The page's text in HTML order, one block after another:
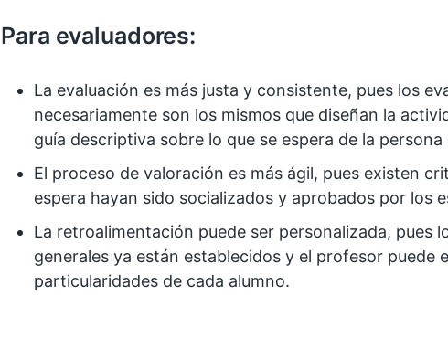
Para evaluadores:
La evaluación es más justa y consistente, pues los
necesariamente son los mismos que diseñan la
guía descriptiva sobre lo que se espera de la persona
El proceso de valoración es más ágil, pues existen
espera hayan sido socializados y aprobados por los
La retroalimentación puede ser personalizada, pues
generales ya están establecidos y el profesor puede
particularidades de cada alumno.